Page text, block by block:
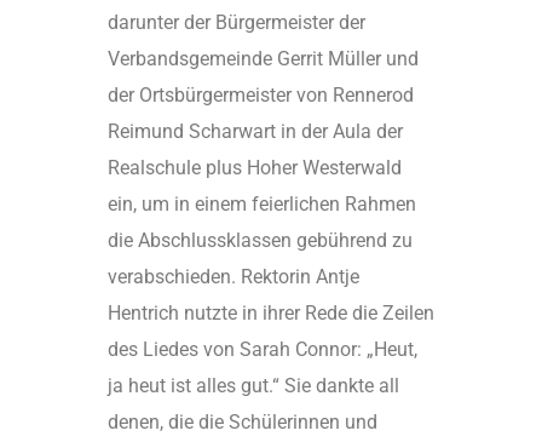
darunter der Bürgermeister der
Verbandsgemeinde Gerrit Müller und
der Ortsbürgermeister von Rennerod
Reimund Scharwart in der Aula der
Realschule plus Hoher Westerwald
ein, um in einem feierlichen Rahmen
die Abschlussklassen gebührend zu
verabschieden. Rektorin Antje
Hentrich nutzte in ihrer Rede die Zeilen
des Liedes von Sarah Connor: „Heut,
ja heut ist alles gut.“ Sie dankte all
denen, die die Schülerinnen und